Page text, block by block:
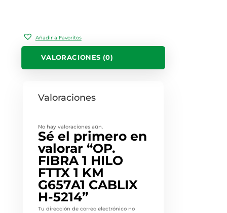
Añadir a Favoritos
VALORACIONES (0)
Valoraciones
No hay valoraciones aún.
Sé el primero en
valorar “OP.
FIBRA 1 HILO
FTTX 1 KM
G657A1 CABLIX
H-5214”
Tu dirección de correo electrónico no